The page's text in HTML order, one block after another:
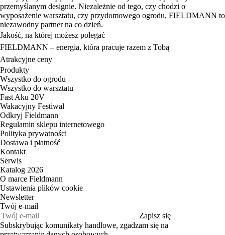
przemyślanym designie. Niezależnie od tego, czy chodzi o
wyposażenie warsztatu, czy przydomowego ogrodu, FIELDMANN to
niezawodny partner na co dzień.
Jakość, na której możesz polegać
FIELDMANN – energia, która pracuje razem z Tobą
Atrakcyjne ceny
Produkty
Wszystko do ogrodu
Wszystko do warsztatu
Fast Aku 20V
Wakacyjny Festiwal
Odkryj Fieldmann
Regulamin sklepu internetowego
Polityka prywatności
Dostawa i płatność
Kontakt
Serwis
Katalog 2026
O marce Fieldmann
Ustawienia plików cookie
Newsletter
Twój e‑mail
Zapisz się
Subskrybując komunikaty handlowe, zgadzam się na